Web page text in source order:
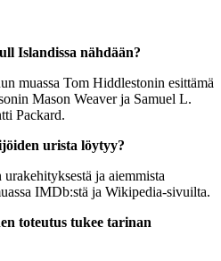
Islandissa nähdään?
muassa Tom Hiddlestonin esittämä
Mason Weaver ja Samuel L.
Packard.
urista löytyy?
ja aiemmista
IMDb:stä ja Wikipedia-sivuilta.
toteutus tukee tarinan